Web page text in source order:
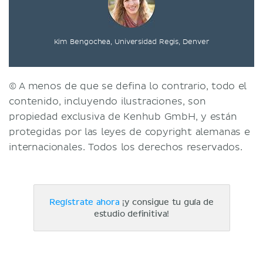
Kim Bengochea, Universidad Regis, Denver
© A menos de que se defina lo contrario, todo el
contenido, incluyendo ilustraciones, son
propiedad exclusiva de Kenhub GmbH, y están
protegidas por las leyes de copyright alemanas e
internacionales. Todos los derechos reservados.
Regístrate ahora ¡y consigue tu guía de
estudio definitiva!